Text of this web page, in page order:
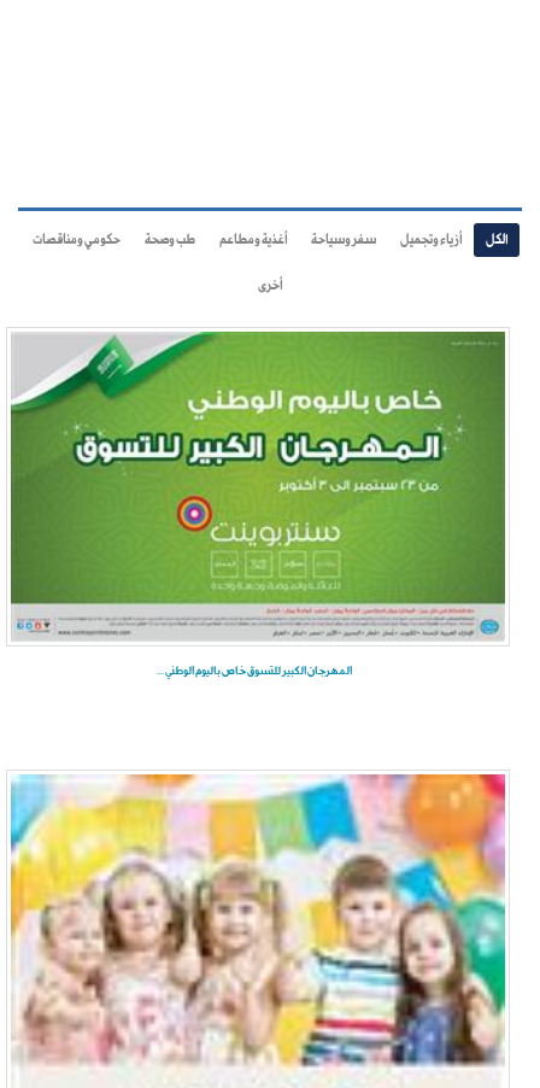
الكل أزياء وتجميل سفر وسياحة أغذية ومطاعم طب وصحة حكومي ومناقصات
أخرى
المهرجان الكبير للتسوق خاص باليوم الوطني ...